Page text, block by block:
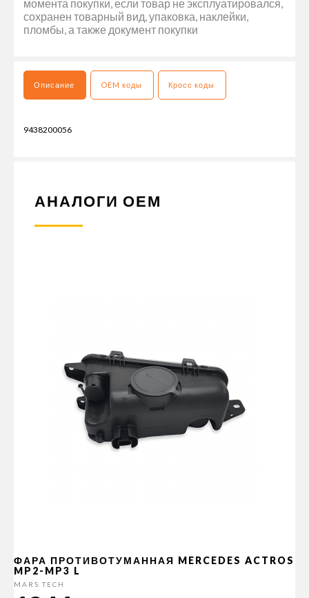
момента покупки, если товар не эксплуатировался,
сохранен товарный вид, упаковка, наклейки,
пломбы, а также документ покупки
Описание OEM коды Кросс коды
9438200056
АНАЛОГИ ОЕМ
ФАРА ПРОТИВОТУМАННАЯ MERCEDES ACTROS
MP2-MP3 L
MARS TECH